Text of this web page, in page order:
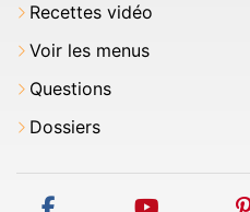
Recettes vidéo
Voir les menus
Questions
Dossiers